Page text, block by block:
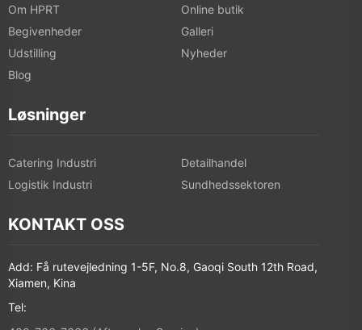
Om HPRT
Online butik
Begivenheder
Galleri
Udstilling
Nyheder
Blog
Løsninger
Catering Industri
Detailhandel
Logistik Industri
Sundhedssektoren
KONTAKT OSS
Add: Få rutevejledning 1-5F, No.8, Gaoqi South 12th Road,
Xiamen, Kina
Tel: